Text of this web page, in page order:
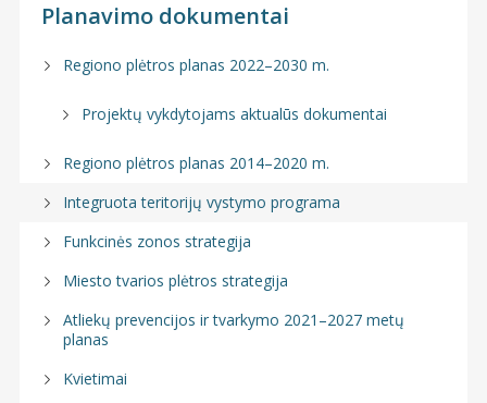
Planavimo dokumentai
Regiono plėtros planas 2022–2030 m.
Projektų vykdytojams aktualūs dokumentai
Regiono plėtros planas 2014–2020 m.
Integruota teritorijų vystymo programa
Funkcinės zonos strategija
Miesto tvarios plėtros strategija
Atliekų prevencijos ir tvarkymo 2021–2027 metų
planas
Kvietimai